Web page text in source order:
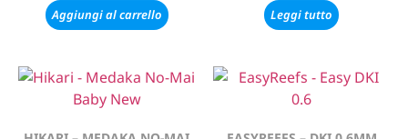
Aggiungi al carrello Leggi tutto